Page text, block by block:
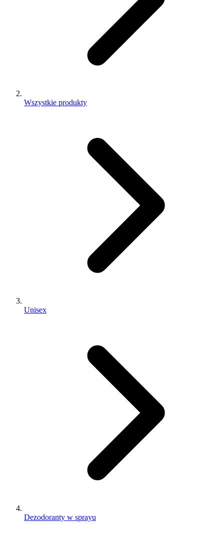
Wszystkie produkty
Unisex
Dezodoranty w sprayu